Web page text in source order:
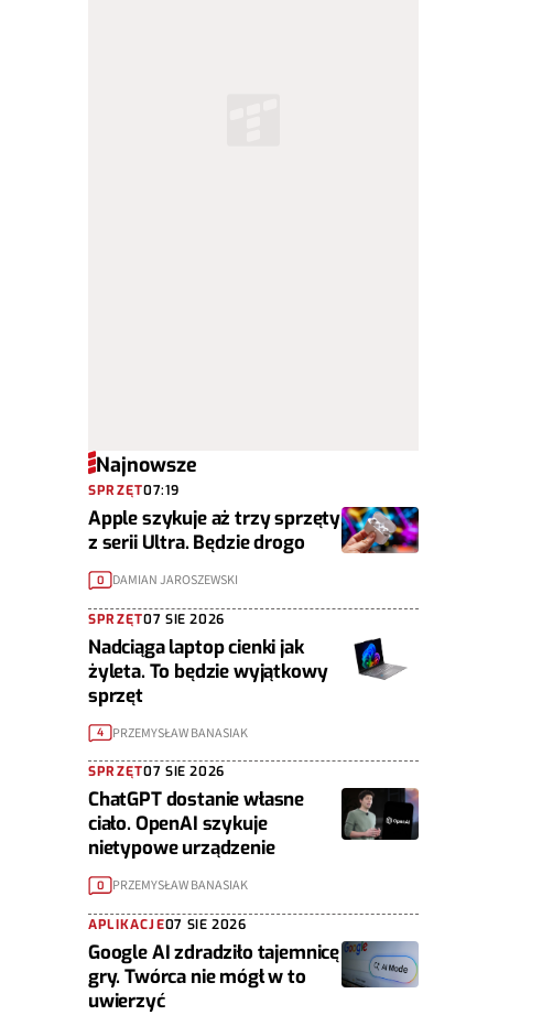
Najnowsze
SPRZĘT07:19
Apple szykuje aż trzy sprzęty
z serii Ultra. Będzie drogo
0 DAMIAN JAROSZEWSKI
SPRZĘT07 SIE 2026
Nadciąga laptop cienki jak
żyleta. To będzie wyjątkowy
sprzęt
4 PRZEMYSŁAW BANASIAK
SPRZĘT07 SIE 2026
ChatGPT dostanie własne
ciało. OpenAI szykuje
nietypowe urządzenie
0 PRZEMYSŁAW BANASIAK
APLIKACJE07 SIE 2026
Google AI zdradziło tajemnicę
gry. Twórca nie mógł w to
uwierzyć